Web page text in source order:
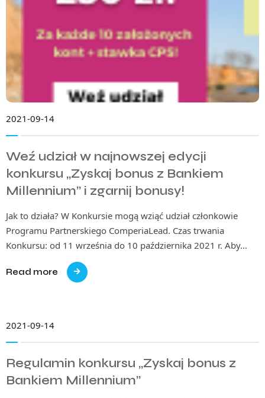
2021-09-14
Weź udział w najnowszej edycji
konkursu „Zyskaj bonus z Bankiem
Millennium” i zgarnij bonusy!
Jak to działa? W Konkursie mogą wziąć udział członkowie
Programu Partnerskiego ComperiaLead. Czas trwania
Konkursu: od 11 września do 10 października 2021 r. Aby…
Read more
2021-09-14
Regulamin konkursu „Zyskaj bonus z
Bankiem Millennium”